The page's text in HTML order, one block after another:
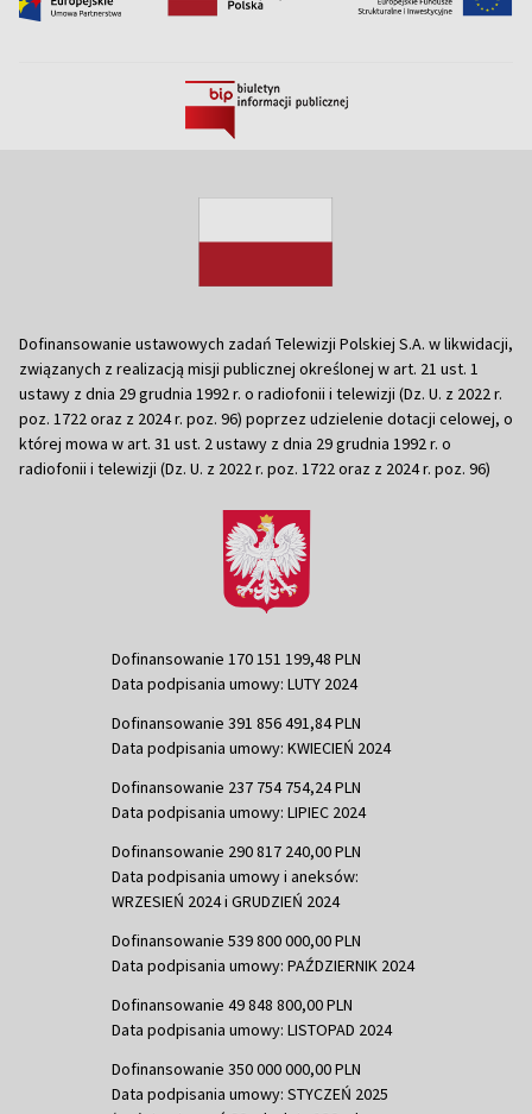
Dofinansowanie ustawowych zadań Telewizji Polskiej S.A. w likwidacji,
związanych z realizacją misji publicznej określonej w art. 21 ust. 1
ustawy z dnia 29 grudnia 1992 r. o radiofonii i telewizji (Dz. U. z 2022 r.
poz. 1722 oraz z 2024 r. poz. 96) poprzez udzielenie dotacji celowej, o
której mowa w art. 31 ust. 2 ustawy z dnia 29 grudnia 1992 r. o
radiofonii i telewizji (Dz. U. z 2022 r. poz. 1722 oraz z 2024 r. poz. 96)
Dofinansowanie 170 151 199,48 PLN
Data podpisania umowy: LUTY 2024
Dofinansowanie 391 856 491,84 PLN
Data podpisania umowy: KWIECIEŃ 2024
Dofinansowanie 237 754 754,24 PLN
Data podpisania umowy: LIPIEC 2024
Dofinansowanie 290 817 240,00 PLN
Data podpisania umowy i aneksów:
WRZESIEŃ 2024 i GRUDZIEŃ 2024
Dofinansowanie 539 800 000,00 PLN
Data podpisania umowy: PAŹDZIERNIK 2024
Dofinansowanie 49 848 800,00 PLN
Data podpisania umowy: LISTOPAD 2024
Dofinansowanie 350 000 000,00 PLN
Data podpisania umowy: STYCZEŃ 2025